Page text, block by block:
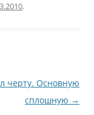
.
черту. Основную
сплошную →